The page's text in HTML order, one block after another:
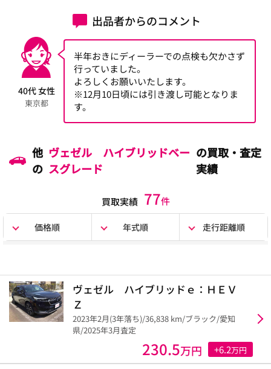
出品者からのコメント
40代 女性
東京都
半年おきにディーラーでの点検も欠かさず
行っていました。
よろしくお願いいたします。
※12月10日頃には引き渡し可能となりま
す。
他
の
ヴェゼル ハイブリッドベー
スグレード
の買取・査定
実績
買取実績 77件
価格順 年式順 走行距離順
ヴェゼル ハイブリッドｅ：ＨＥＶ
Ｚ
2023年2月(3年落ち)/36,838 km/ブラック/愛知
県/2025年3月査定
230.5万円 +6.2万円